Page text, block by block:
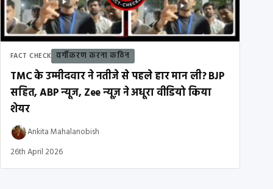
FACT CHECK वर्गीकरण करना कठिन
TMC के उम्मीदवार ने नतीजे से पहले हार मान ली? BJP
सहित, ABP न्यूज, Zee न्यूज़ ने अधूरा वीडियो किया
शेयर
Ankita Mahalanobish
26th April 2026